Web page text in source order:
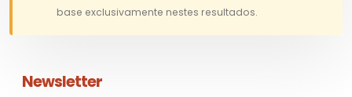
base exclusivamente nestes resultados.
Newsletter